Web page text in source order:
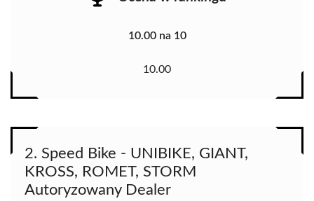
10.00 na 10
10.00
2. Speed Bike - UNIBIKE, GIANT,
KROSS, ROMET, STORM
Autoryzowany Dealer